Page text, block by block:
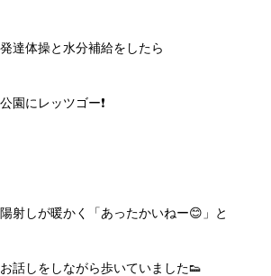
発達体操と水分補給をしたら
公園にレッツゴー❗️
陽射しが暖かく「あったかいねー😊」と
お話しをしながら歩いていました👟